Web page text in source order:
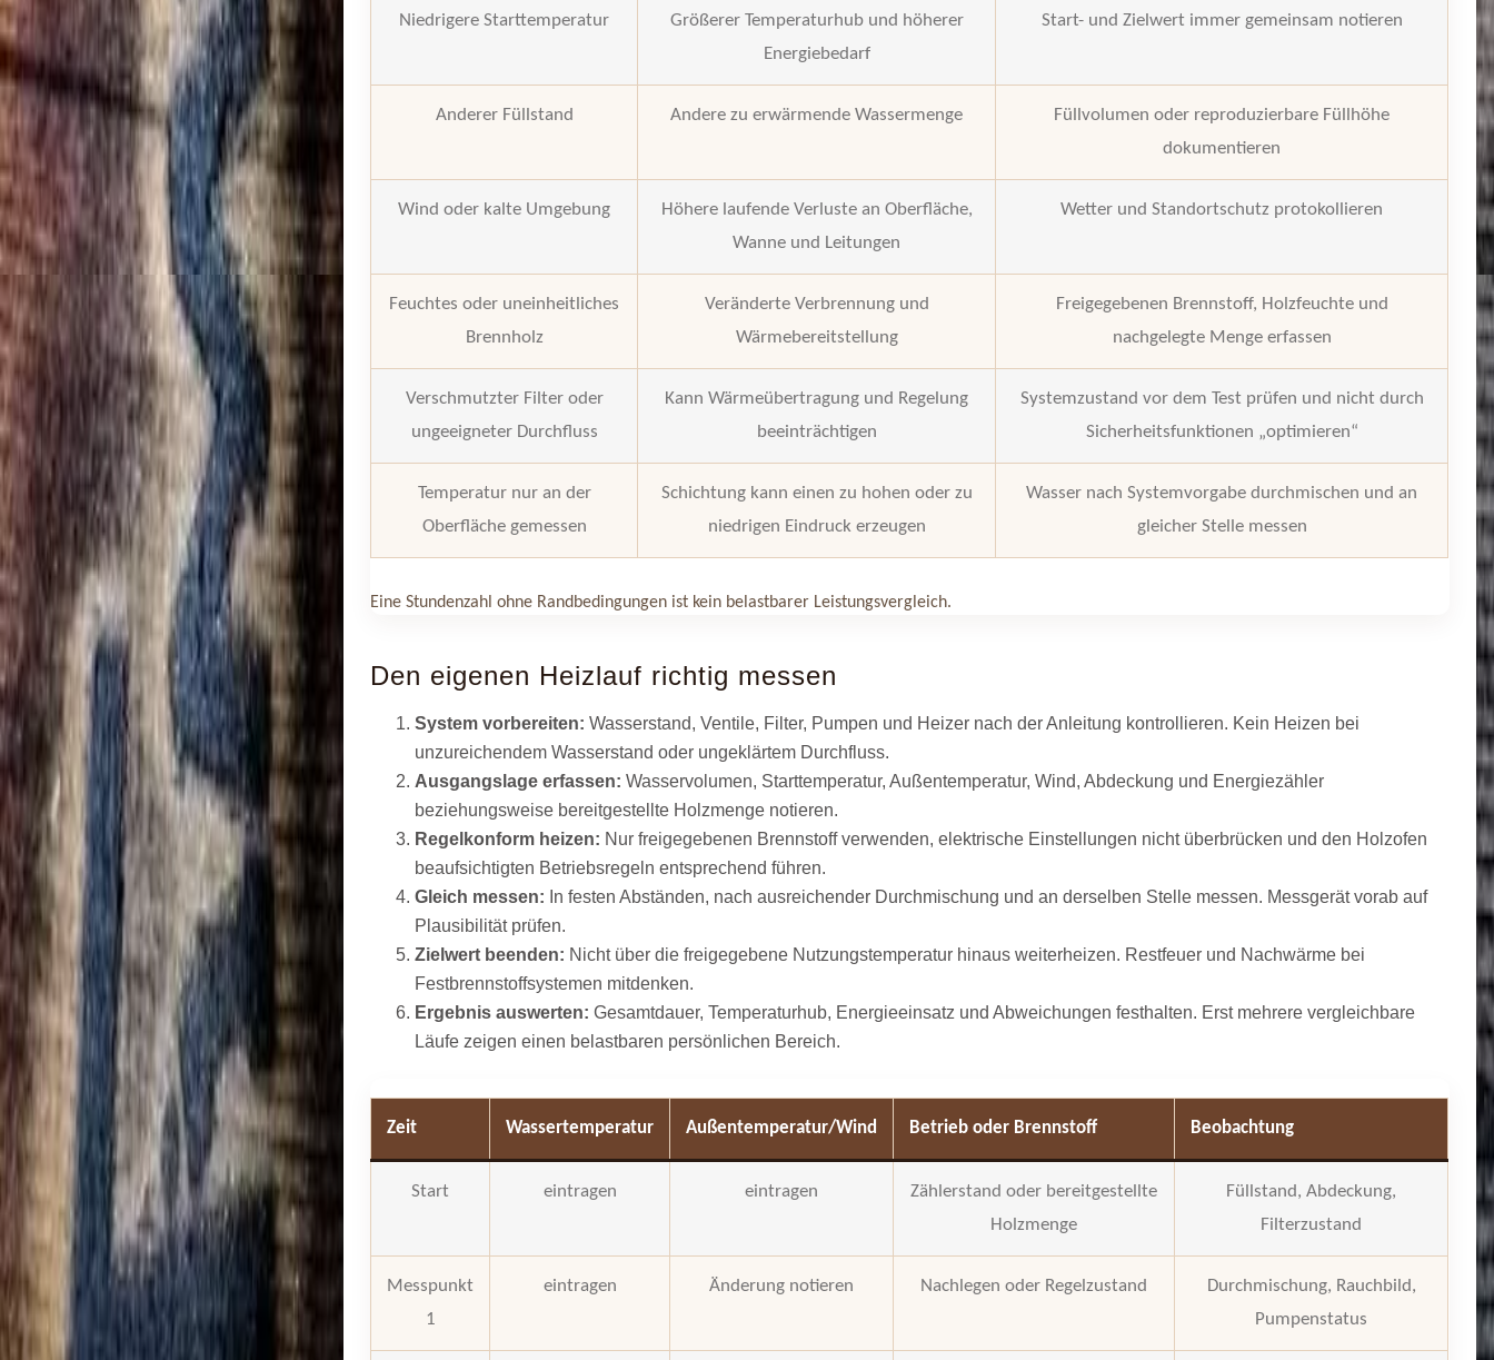
Niedrigere Starttemperatur
Größerer Temperaturhub und höherer
Energiebedarf
Start- und Zielwert immer gemeinsam notieren
Anderer Füllstand Andere zu erwärmende Wassermenge
Füllvolumen oder reproduzierbare Füllhöhe
dokumentieren
Wind oder kalte Umgebung
Höhere laufende Verluste an Oberfläche,
Wanne und Leitungen
Wetter und Standortschutz protokollieren
Feuchtes oder uneinheitliches
Brennholz
Veränderte Verbrennung und
Wärmebereitstellung
Freigegebenen Brennstoff, Holzfeuchte und
nachgelegte Menge erfassen
Verschmutzter Filter oder
ungeeigneter Durchfluss
Kann Wärmeübertragung und Regelung
beeinträchtigen
Systemzustand vor dem Test prüfen und nicht durch
Sicherheitsfunktionen „optimieren“
Temperatur nur an der
Oberfläche gemessen
Schichtung kann einen zu hohen oder zu
niedrigen Eindruck erzeugen
Wasser nach Systemvorgabe durchmischen und an
gleicher Stelle messen
Eine Stundenzahl ohne Randbedingungen ist kein belastbarer Leistungsvergleich.
Den eigenen Heizlauf richtig messen
System vorbereiten: Wasserstand, Ventile, Filter, Pumpen und Heizer nach der Anleitung kontrollieren. Kein Heizen bei
unzureichendem Wasserstand oder ungeklärtem Durchfluss.
Ausgangslage erfassen: Wasservolumen, Starttemperatur, Außentemperatur, Wind, Abdeckung und Energiezähler
beziehungsweise bereitgestellte Holzmenge notieren.
Regelkonform heizen: Nur freigegebenen Brennstoff verwenden, elektrische Einstellungen nicht überbrücken und den Holzofen
beaufsichtigten Betriebsregeln entsprechend führen.
Gleich messen: In festen Abständen, nach ausreichender Durchmischung und an derselben Stelle messen. Messgerät vorab auf
Plausibilität prüfen.
Zielwert beenden: Nicht über die freigegebene Nutzungstemperatur hinaus weiterheizen. Restfeuer und Nachwärme bei
Festbrennstoffsystemen mitdenken.
Ergebnis auswerten: Gesamtdauer, Temperaturhub, Energieeinsatz und Abweichungen festhalten. Erst mehrere vergleichbare
Läufe zeigen einen belastbaren persönlichen Bereich.
Zeit Wassertemperatur Außentemperatur/Wind Betrieb oder Brennstoff Beobachtung
Start eintragen eintragen
Zählerstand oder bereitgestellte
Holzmenge
Füllstand, Abdeckung,
Filterzustand
Messpunkt
1
eintragen Änderung notieren Nachlegen oder Regelzustand
Durchmischung, Rauchbild,
Pumpenstatus